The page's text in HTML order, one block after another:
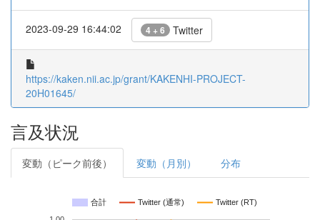
2023-09-29 16:44:02 4 + 6 Twitter
https://kaken.nii.ac.jp/grant/KAKENHI-PROJECT-
20H01645/
言及状況
変動（ピーク前後） 変動（月別） 分布
合計 Twitter (通常) Twitter (RT)